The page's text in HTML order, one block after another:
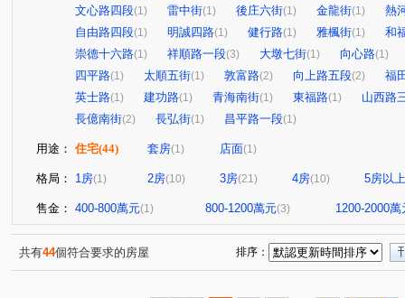
文心路四段(1) 雷中街(1) 後庄六街(1) 金龍街(1)
熱
自由路四段(1) 明誠四路(1) 健行路(1) 雅楓街(1)
和
崇德十六路(1) 祥順路一段(3) 大墩七街(1) 向心路(1)
四平路(1) 太順五街(1) 敦富路(2) 向上路五段(2)
福
英士路(1) 建功路(1) 青海南街(1) 東福路(1)
山西路
長億南街(2) 長弘街(1) 昌平路一段(1)
用途： 住宅(44) 套房(1) 店面(1)
格局： 1房(1) 2房(10) 3房(21) 4房(10) 5房以上
售金： 400-800萬元(1) 800-1200萬元(3) 1200-2000萬
共有44個符合要求的房屋 排序：